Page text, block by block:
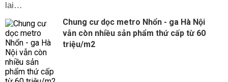
lai…
Chung cư dọc metro Nhổn - ga Hà Nội
vẫn còn nhiều sản phẩm thứ cấp từ 60
triệu/m2